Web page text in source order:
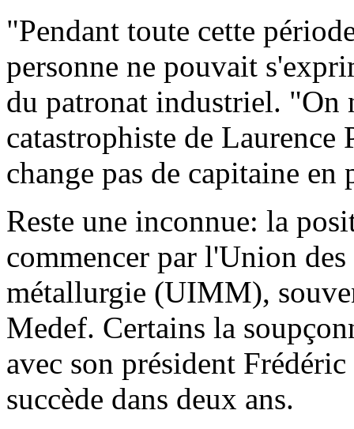
"Pendant toute cette
personne ne pouvait
du patronat industriel. "On
catastrophiste de Laurence
change pas de capitaine
Reste une inconnue: la
commencer par l'Union
métallurgie (UIMM),
Medef. Certains la
avec son président
succède dans deux ans.